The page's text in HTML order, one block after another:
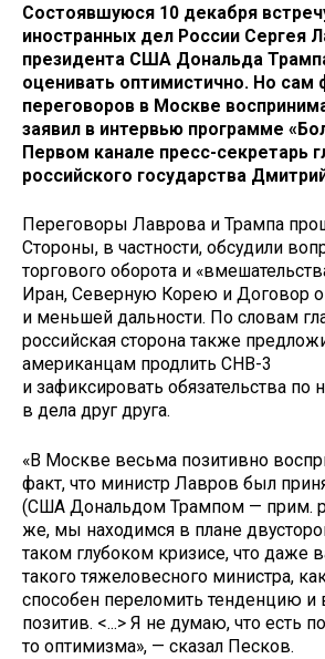
Состоявшуюся 10 декабря
иностранных дел России Сергея
президента США Дональда
оценивать оптимистично. Но сам
переговоров в Москве
заявил в интервью программе
Первом канале пресс-секретарь
российского государства
Переговоры Лаврова и Трампа
Стороны, в частности, обсудили
торгового оборота и
Иран, Северную Корею и Договор о
и меньшей дальности. По словам
российская сторона также
американцам продлить СНВ-3
и зафиксировать обязательства по
в дела друг друга.
«В Москве весьма позитивно
факт, что министр Лавров был
(США Дональдом Трампом — прим.
же, мы находимся в плане
таком глубоком кризисе, что даже
такого тяжеловесного министра,
способен переломить тенденцию и
позитив. <...> Я не думаю, что есть
то оптимизма», — сказал Песков.